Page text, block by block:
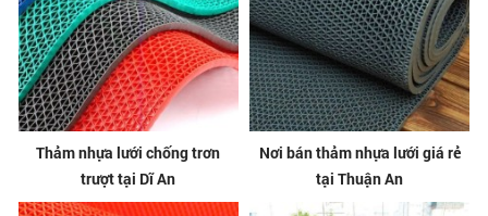
Thảm nhựa lưới chống trơn
trượt tại Dĩ An
Nơi bán thảm nhựa lưới giá rẻ
tại Thuận An